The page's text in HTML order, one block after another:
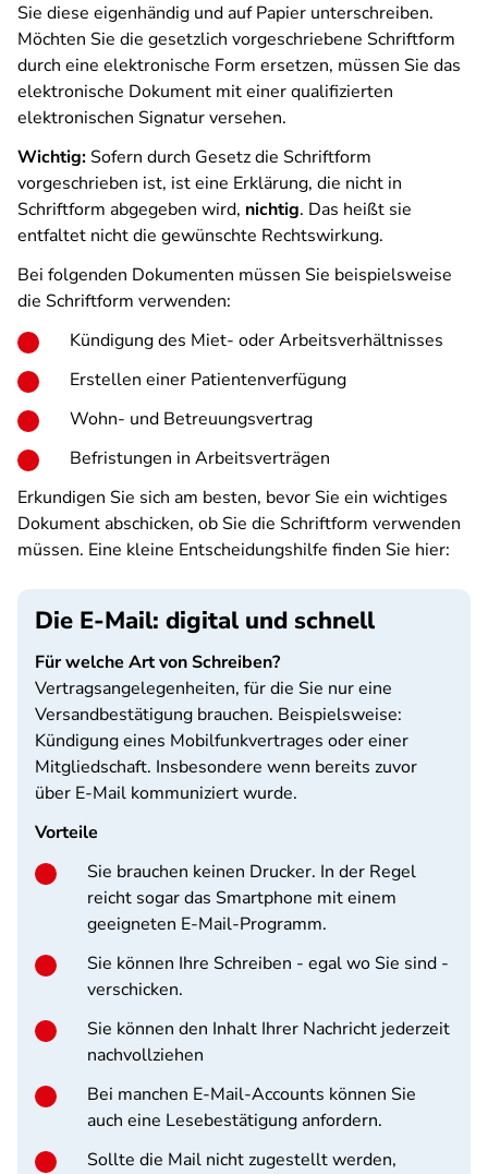
Sie diese eigenhändig und auf Papier unterschreiben.
Möchten Sie die gesetzlich vorgeschriebene Schriftform
durch eine elektronische Form ersetzen, müssen Sie das
elektronische Dokument mit einer qualifizierten
elektronischen Signatur versehen.
Wichtig: Sofern durch Gesetz die Schriftform
vorgeschrieben ist, ist eine Erklärung, die nicht in
Schriftform abgegeben wird, nichtig. Das heißt sie
entfaltet nicht die gewünschte Rechtswirkung.
Bei folgenden Dokumenten müssen Sie beispielsweise
die Schriftform verwenden:
Kündigung des Miet- oder Arbeitsverhältnisses
Erstellen einer Patientenverfügung
Wohn- und Betreuungsvertrag
Befristungen in Arbeitsverträgen
Erkundigen Sie sich am besten, bevor Sie ein wichtiges
Dokument abschicken, ob Sie die Schriftform verwenden
müssen. Eine kleine Entscheidungshilfe finden Sie hier:
Die E-Mail: digital und schnell
Für welche Art von Schreiben?
Vertragsangelegenheiten, für die Sie nur eine
Versandbestätigung brauchen. Beispielsweise:
Kündigung eines Mobilfunkvertrages oder einer
Mitgliedschaft. Insbesondere wenn bereits zuvor
über E-Mail kommuniziert wurde.
Vorteile
Sie brauchen keinen Drucker. In der Regel
reicht sogar das Smartphone mit einem
geeigneten E-Mail-Programm.
Sie können Ihre Schreiben - egal wo Sie sind -
verschicken.
Sie können den Inhalt Ihrer Nachricht jederzeit
nachvollziehen
Bei manchen E-Mail-Accounts können Sie
auch eine Lesebestätigung anfordern.
Sollte die Mail nicht zugestellt werden,